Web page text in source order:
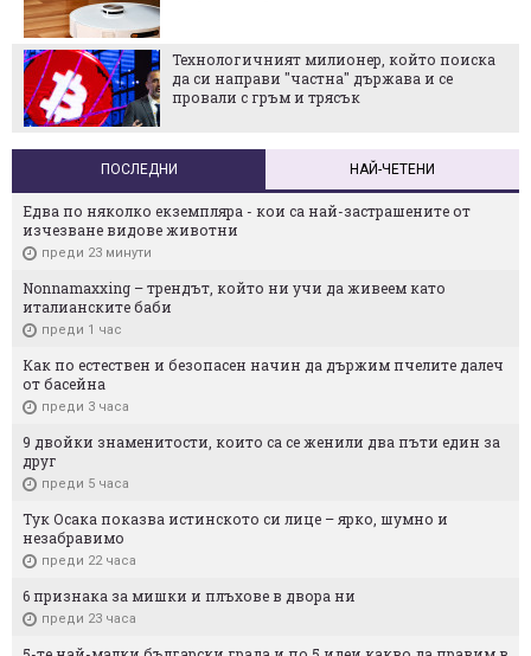
Технологичният милионер, който поиска
да си направи "частна" държава и се
провали с гръм и трясък
ПОСЛЕДНИ НАЙ-ЧЕТЕНИ
Едва по няколко екземпляра - кои са най-застрашените от
изчезване видове животни
преди 23 минути
Nonnamaxxing – трендът, който ни учи да живеем като
италианските баби
преди 1 час
Как по естествен и безопасен начин да държим пчелите далеч
от басейна
преди 3 часа
9 двойки знаменитости, които са се женили два пъти един за
друг
преди 5 часа
Тук Осака показва истинското си лице – ярко, шумно и
незабравимо
преди 22 часа
6 признака за мишки и плъхове в двора ни
преди 23 часа